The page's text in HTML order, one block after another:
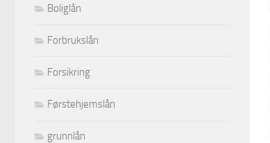
Boliglån
Forbrukslån
Forsikring
Førstehjemslån
grunnlån